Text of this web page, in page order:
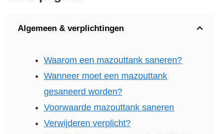
Algemeen & verplichtingen
Waarom een mazouttank saneren?
Wanneer moet een mazouttank
gesaneerd worden?
Voorwaarde mazouttank saneren
Verwijderen verplicht?